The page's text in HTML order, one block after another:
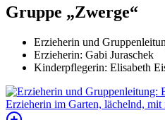
Gruppe „Zwerge“
Erzieherin und
Erzieherin: Gabi Juraschek
Kinderpflegerin: Elisabeth